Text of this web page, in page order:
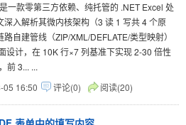
一款零第三方依赖、纯托管的 .NET Excel 处
深入解析其微内核架构（3 读 1 写共 4 个原
路自建管线（ZIP/XML/DEFLATE/类型映射）
设计，在 10K 行×7 列基准下实现 2-30 倍性
前 3... ...
05 16:50 评论(0) 阅读(20)